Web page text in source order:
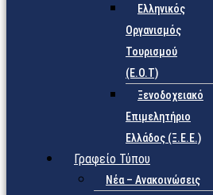
Eλληνικός
Οργανισμός
Τουρισμού
(Ε.Ο.Τ)
Ξενοδοχειακό
Επιμελητήριο
Ελλάδος (Ξ.Ε.Ε.)
Γραφείο Τύπου
Νέα – Ανακοινώσεις